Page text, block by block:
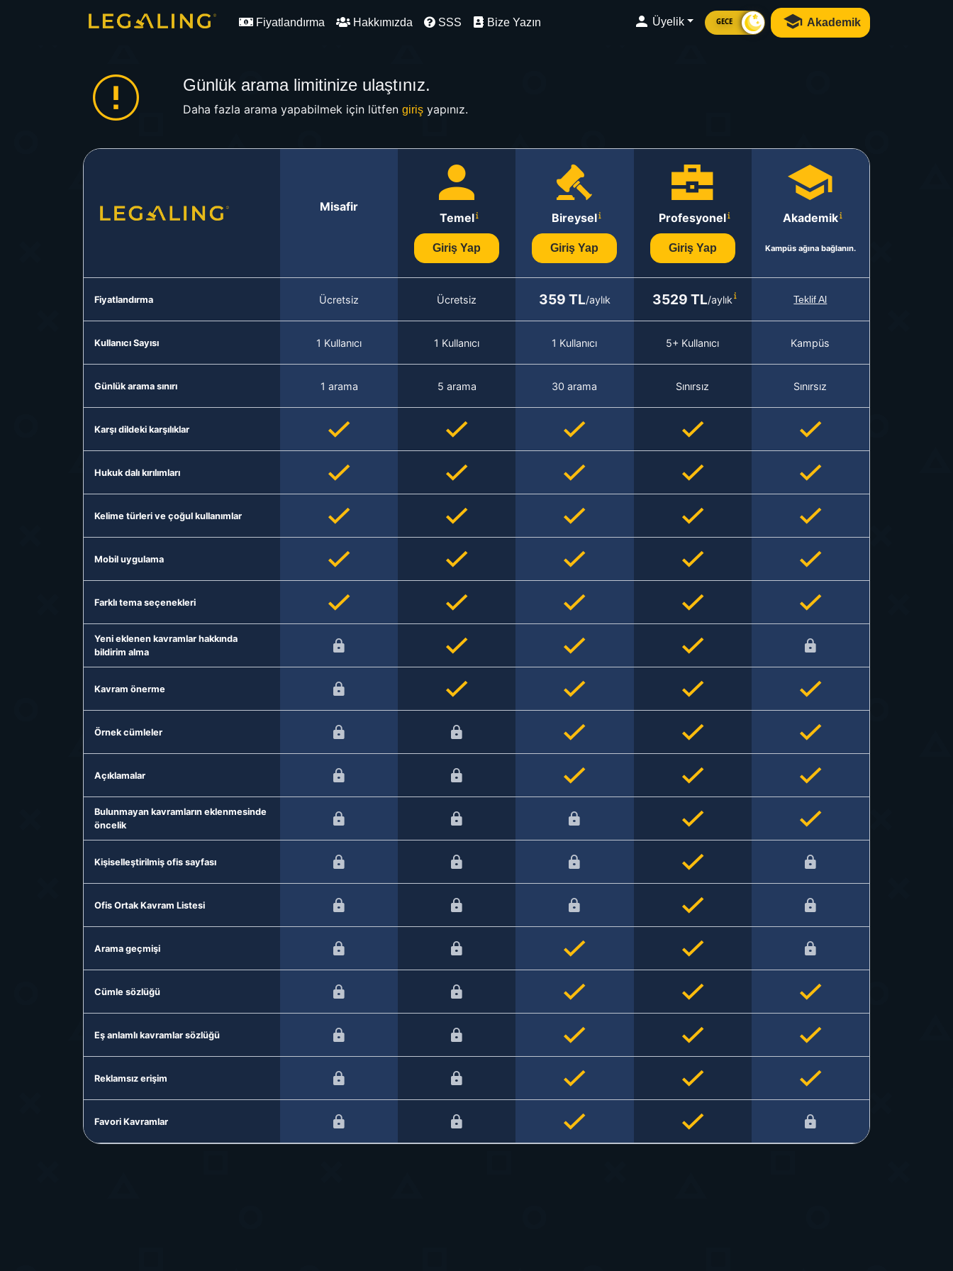
Fiyatlandırma Hakkımızda SSS Bize Yazın Üyelik GECE Akademik
Günlük arama limitinize ulaştınız.
Daha fazla arama yapabilmek için lütfen girişyapınız.
Misafir
Temel
Giriş Yap
Bireysel
Giriş Yap
Profesyonel
Giriş Yap
Akademik
Kampüs ağına bağlanın.
Fiyatlandırma Ücretsiz Ücretsiz 359 TL/aylık 3529 TL/aylık Teklif Al
Kullanıcı Sayısı 1 Kullanıcı 1 Kullanıcı 1 Kullanıcı 5+ Kullanıcı Kampüs
Günlük arama sınırı 1 arama 5 arama 30 arama Sınırsız Sınırsız
Karşı dildeki karşılıklar
Hukuk dalı kırılımları
Kelime türleri ve çoğul kullanımlar
Mobil uygulama
Farklı tema seçenekleri
Yeni eklenen kavramlar hakkında
bildirim alma
Kavram önerme
Örnek cümleler
Açıklamalar
Bulunmayan kavramların eklenmesinde
öncelik
Kişiselleştirilmiş ofis sayfası
Ofis Ortak Kavram Listesi
Arama geçmişi
Cümle sözlüğü
Eş anlamlı kavramlar sözlüğü
Reklamsız erişim
Favori Kavramlar